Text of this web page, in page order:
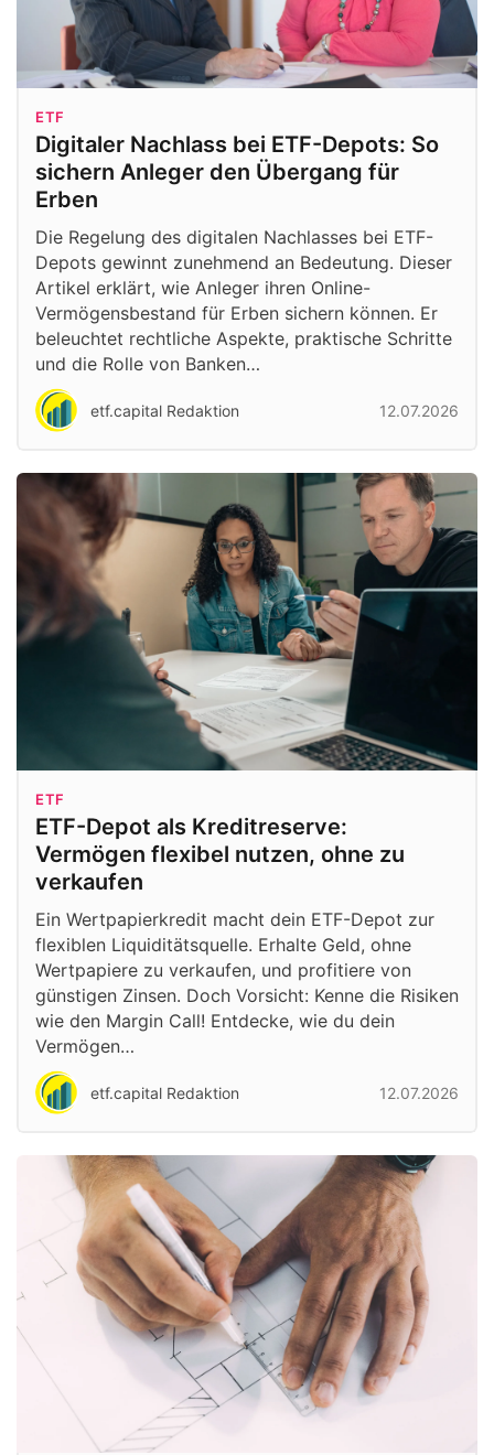
ETF
Digitaler Nachlass bei ETF-Depots: So
sichern Anleger den Übergang für
Erben
Die Regelung des digitalen Nachlasses bei ETF-
Depots gewinnt zunehmend an Bedeutung. Dieser
Artikel erklärt, wie Anleger ihren Online-
Vermögensbestand für Erben sichern können. Er
beleuchtet rechtliche Aspekte, praktische Schritte
und die Rolle von Banken…
etf.capital Redaktion 12.07.2026
ETF
ETF-Depot als Kreditreserve:
Vermögen flexibel nutzen, ohne zu
verkaufen
Ein Wertpapierkredit macht dein ETF-Depot zur
flexiblen Liquiditätsquelle. Erhalte Geld, ohne
Wertpapiere zu verkaufen, und profitiere von
günstigen Zinsen. Doch Vorsicht: Kenne die Risiken
wie den Margin Call! Entdecke, wie du dein
Vermögen…
etf.capital Redaktion 12.07.2026